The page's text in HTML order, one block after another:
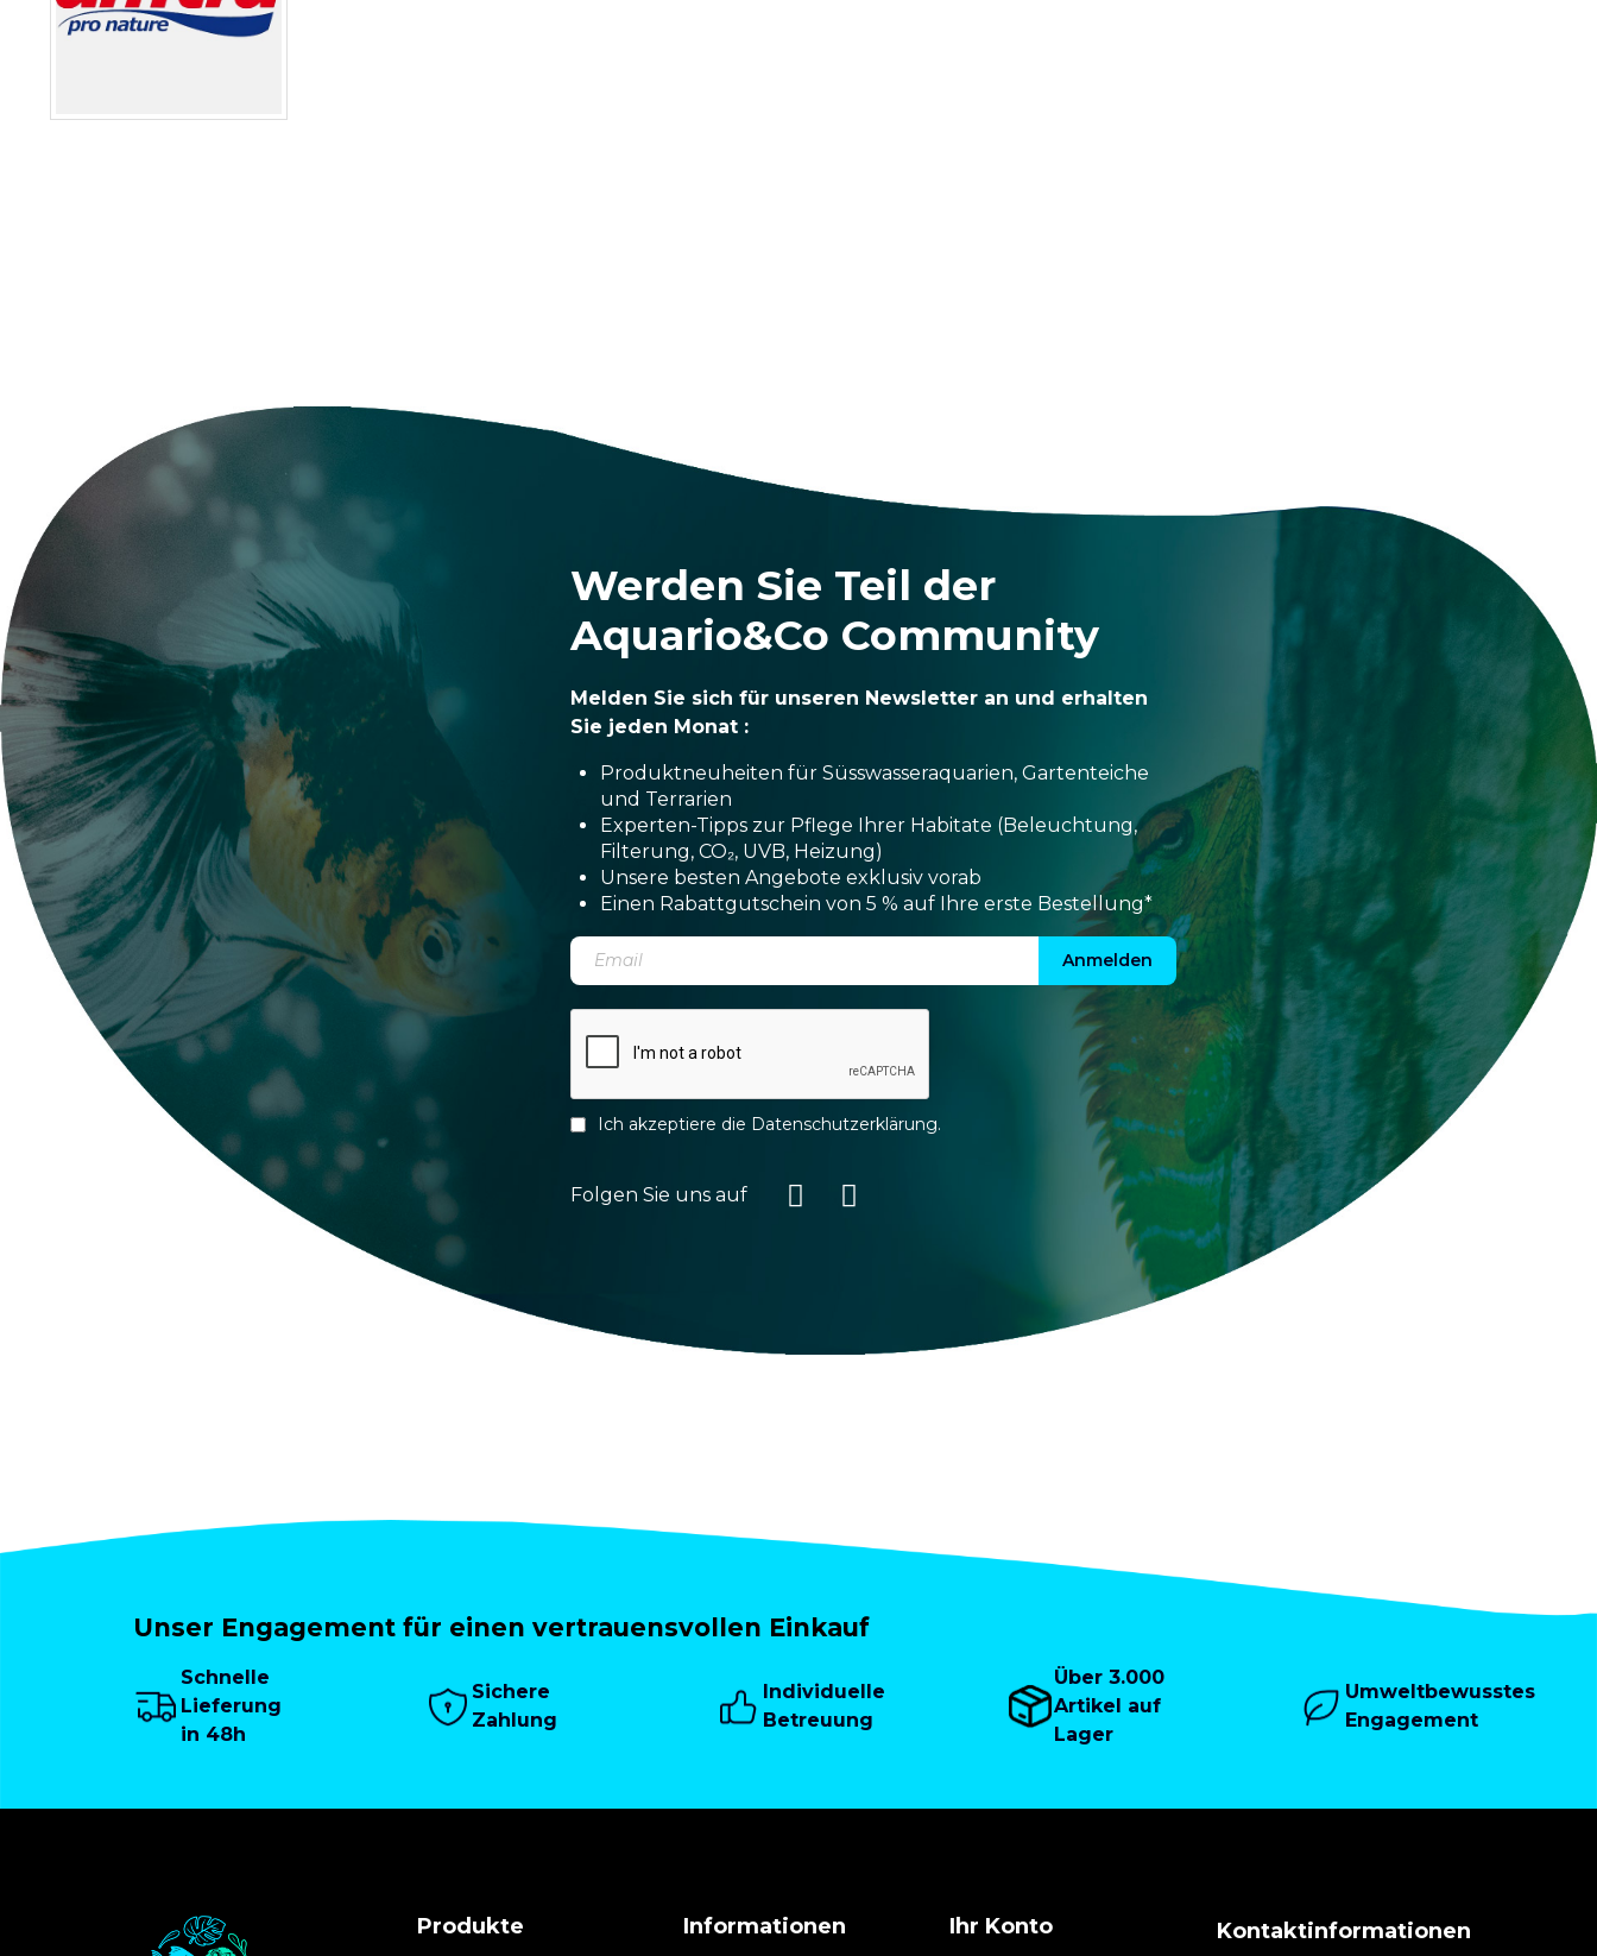
Werden Sie Teil der
Aquario&Co Community
Melden Sie sich für unseren Newsletter an und erhalten
Sie jeden Monat :
Produktneuheiten für Süsswasseraquarien, Gartenteiche
und Terrarien
Experten-Tipps zur Pflege Ihrer Habitate (Beleuchtung,
Filterung, CO₂, UVB, Heizung)
Unsere besten Angebote exklusiv vorab
Einen Rabattgutschein von 5 % auf Ihre erste Bestellung*
Anmelden
Ich akzeptiere die Datenschutzerklärung.
Folgen Sie uns auf
Unser Engagement für einen vertrauensvollen Einkauf
Schnelle
Lieferung
in 48h
Sichere
Zahlung
Individuelle
Betreuung
Über 3.000
Artikel auf
Lager
Umweltbewusstes
Engagement
Produkte Informationen Ihr Konto Kontaktinformationen